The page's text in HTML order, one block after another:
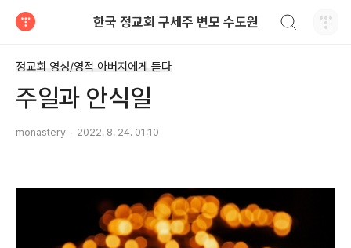
한국 정교회 구세주 변모 수도원
정교회 영성/영적 아버지에게 듣다
주일과 안식일
monastery 2022. 8. 24. 01:10